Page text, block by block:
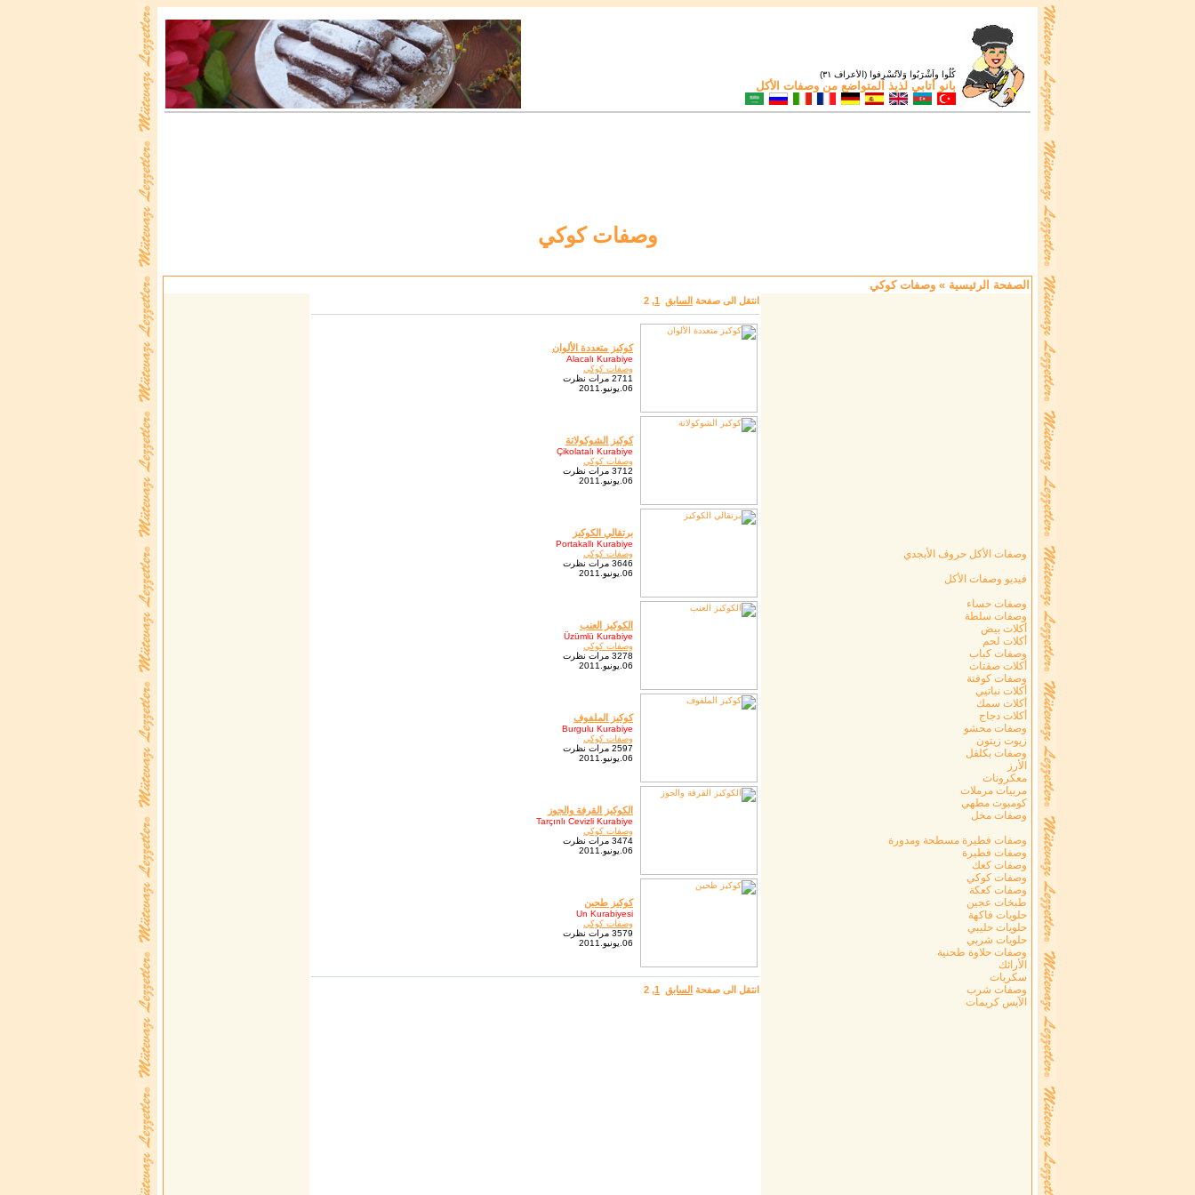
كُلُوا واَشْرَبُوا وَلاَتُسْرِفوا (الأعراف ٣١)
بانو أتابي لذيذ المتواضع من وصفات الأكل
وصفات كوكي
الصفحة الرئيسية » وصفات كوكي
وصفات الأكل حروف الأبجدي
فيديو وصفات الأكل
وصفات حساء
وصفات سلطة
أكلات بيض
أكلات لحم
وصفات كباب
أكلات صقتات
وصفات كوفتة
أكلات نباتيي
أكلات سمك
أكلات دجاج
وصفات محشو
زيوت زيتون
وصفات بكلقل
الأرز
معكرونات
مربيات مرملات
كومبوت مطهي
وصفات مخل
وصفات فطيرة مسطحة ومدورة
وصفات فطيرة
وصفات كعك
وصفات كوكي
وصفات كعكة
طبخات عجين
حلويات فاكهة
حلويات حليبي
حلويات شربي
وصفات حلاوة طحنية
الأرائك
سكريات
وصفات شرب
الآيس كريمات
انتقل الى صفحة السابق 1
,
2
كوكيز متعددة الألوان
Alacalı Kurabiye
وصفات كوكي
2711 مرات نظرت
06.يونيو.2011
كوكيز الشوكولاتة
Çikolatalı Kurabiye
وصفات كوكي
3712 مرات نظرت
06.يونيو.2011
برتقالي الكوكيز
Portakallı Kurabiye
وصفات كوكي
3646 مرات نظرت
06.يونيو.2011
الكوكيز العنب
Üzümlü Kurabiye
وصفات كوكي
3278 مرات نظرت
06.يونيو.2011
كوكيز الملفوف
Burgulu Kurabiye
وصفات كوكي
2597 مرات نظرت
06.يونيو.2011
الكوكيز القرفة والجوز
Tarçınlı Cevizli Kurabiye
وصفات كوكي
3474 مرات نظرت
06.يونيو.2011
كوكيز طحين
Un Kurabiyesi
وصفات كوكي
3579 مرات نظرت
06.يونيو.2011
انتقل الى صفحة السابق 1
,
2